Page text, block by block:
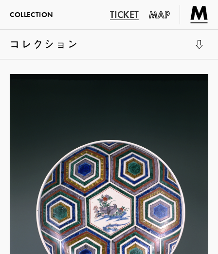
COLLECTION TICKET MAP
コレクション
展示室1